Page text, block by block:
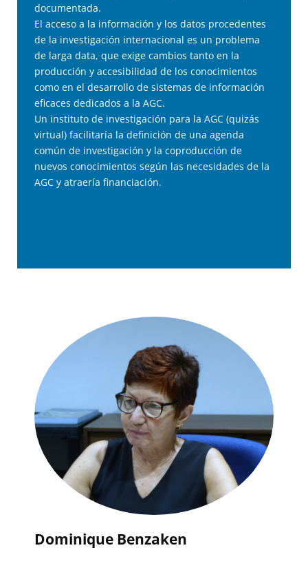
documentada.
El acceso a la información y los datos procedentes
de la investigación internacional es un problema
de larga data, que exige cambios tanto en la
producción y accesibilidad de los conocimientos
como en el desarrollo de sistemas de información
eficaces dedicados a la AGC.
Un instituto de investigación para la AGC (quizás
virtual) facilitaría la definición de una agenda
común de investigación y la coproducción de
nuevos conocimientos según las necesidades de la
AGC y atraería financiación.
Dominique Benzaken